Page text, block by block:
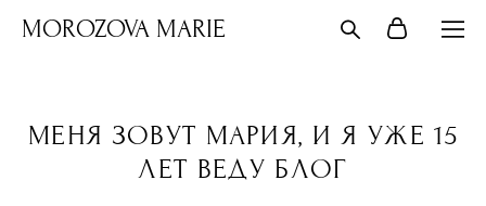
MOROZOVA MARIE
МЕНЯ ЗОВУТ МАРИЯ, И Я УЖЕ 15
ЛЕТ ВЕДУ БЛОГ